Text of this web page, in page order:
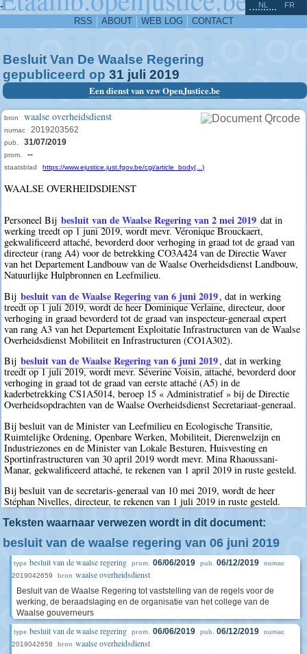
-
RSS ABOUT WEB LOG CONTACT
NL FR
Besluit Van De Waalse Regering
gepubliceerd op 31 juli 2019
Een dienst van vzw OpenJustice.be
bron waalse overheidsdienst
numac 2019203562
pub. 31/07/2019
prom. --
staatsblad https://www.ejustice.just.fgov.be/cgi/article_body(...)
WAALSE OVERHEIDSDIENST
Personeel Bij besluit van de Waalse Regering van 2 mei 2019 dat in
werking treedt op 1 juni 2019, wordt mevr. Véronique Brouckaert,
gekwalificeerd attaché, bevorderd door verhoging in graad tot de graad van
directeur (rang A4) voor de betrekking CO3A424 van de Directie Waver
van het Departement Landbouw van de Waalse Overheidsdienst Landbouw,
Natuurlijke Hulpbronnen en Leefmilieu.
Bij besluit van de Waalse Regering van 6 juni 2019, dat in werking
treedt op 1 juli 2019, wordt de heer Dominique Verlaine, directeur, door
verhoging in graad bevorderd tot de graad van inspecteur-generaal expert
van rang A3 van het Departement Exploitatie Infrastructuren van de Waalse
Overheidsdienst Mobiliteit en Infrastructuren (CO1A302).
Bij besluit van de Waalse Regering van 6 juni 2019, dat in werking
treedt op 1 juli 2019, wordt mevr. Séverine Voisin, attaché, bevorderd door
verhoging in graad tot de graad van eerste attaché (A5) in de
kaderbetrekking CS1A5014, beroep 15 « Administratief » bij de Directie
Overheidsopdrachten van de Waalse Overheidsdienst Secretariaat-generaal.
Bij besluit van de Minister van Leefmilieu en Ecologische Transitie,
Ruimtelijke Ordening, Openbare Werken, Mobiliteit, Dierenwelzijn en
Industriezones en de Minister van Lokale Besturen, Huisvesting en
Sportinfrastructuren van 30 april 2019 wordt mevr. Mina Rhaoussani-
Manar, gekwalificeerd attaché, te rekenen van 1 april 2019 in ruste gesteld.
Bij besluit van de secretaris-generaal van 10 mei 2019, wordt de heer
Stéphan Nivelles, directeur, te rekenen van 1 juli 2019 in ruste gesteld.
Teksten waarnaar verwezen wordt in dit document:
besluit van de waalse regering van 06 juni 2019
type besluit van de waalse regering prom. 06/06/2019 pub. 06/12/2019 numac
2019042659 bron waalse overheidsdienst
Besluit van de Waalse Regering tot vaststelling van de regels voor de
werking, de beraadslaging en de organisatie van het college van de
Waalse gouverneurs
type besluit van de waalse regering prom. 06/06/2019 pub. 06/12/2019 numac
2019042658 bron waalse overheidsdienst
^